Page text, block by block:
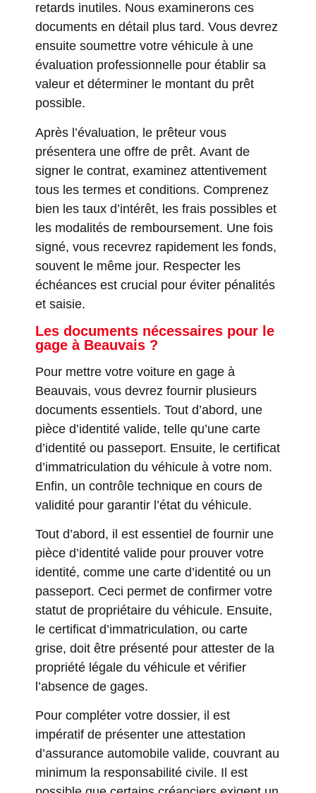
retards inutiles. Nous examinerons ces
documents en détail plus tard. Vous devrez
ensuite soumettre votre véhicule à une
évaluation professionnelle pour établir sa
valeur et déterminer le montant du prêt
possible.
Après l’évaluation, le prêteur vous
présentera une offre de prêt. Avant de
signer le contrat, examinez attentivement
tous les termes et conditions. Comprenez
bien les taux d’intérêt, les frais possibles et
les modalités de remboursement. Une fois
signé, vous recevrez rapidement les fonds,
souvent le même jour. Respecter les
échéances est crucial pour éviter pénalités
et saisie.
Les documents nécessaires pour le
gage à Beauvais ?
Pour mettre votre voiture en gage à
Beauvais, vous devrez fournir plusieurs
documents essentiels. Tout d’abord, une
pièce d’identité valide, telle qu’une carte
d’identité ou passeport. Ensuite, le certificat
d’immatriculation du véhicule à votre nom.
Enfin, un contrôle technique en cours de
validité pour garantir l’état du véhicule.
Tout d’abord, il est essentiel de fournir une
pièce d’identité valide pour prouver votre
identité, comme une carte d’identité ou un
passeport. Ceci permet de confirmer votre
statut de propriétaire du véhicule. Ensuite,
le certificat d’immatriculation, ou carte
grise, doit être présenté pour attester de la
propriété légale du véhicule et vérifier
l’absence de gages.
Pour compléter votre dossier, il est
impératif de présenter une attestation
d’assurance automobile valide, couvrant au
minimum la responsabilité civile. Il est